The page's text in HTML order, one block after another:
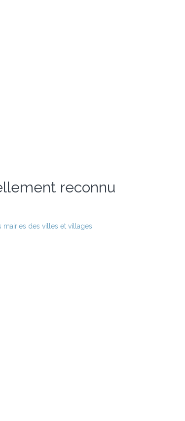
reconnu
mairies des villes et villages